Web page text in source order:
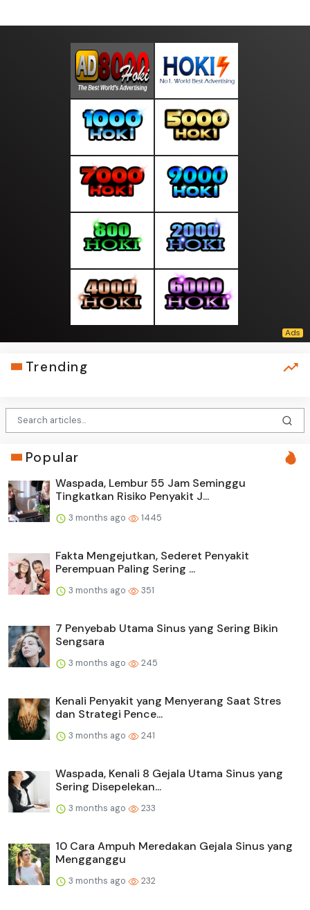
Trending
Popular
Waspada, Lembur 55 Jam Seminggu
Tingkatkan Risiko Penyakit J...
3 months ago 1445
Fakta Mengejutkan, Sederet Penyakit
Perempuan Paling Sering ...
3 months ago 351
7 Penyebab Utama Sinus yang Sering Bikin
Sengsara
3 months ago 245
Kenali Penyakit yang Menyerang Saat Stres
dan Strategi Pence...
3 months ago 241
Waspada, Kenali 8 Gejala Utama Sinus yang
Sering Disepelekan...
3 months ago 233
10 Cara Ampuh Meredakan Gejala Sinus yang
Mengganggu
3 months ago 232